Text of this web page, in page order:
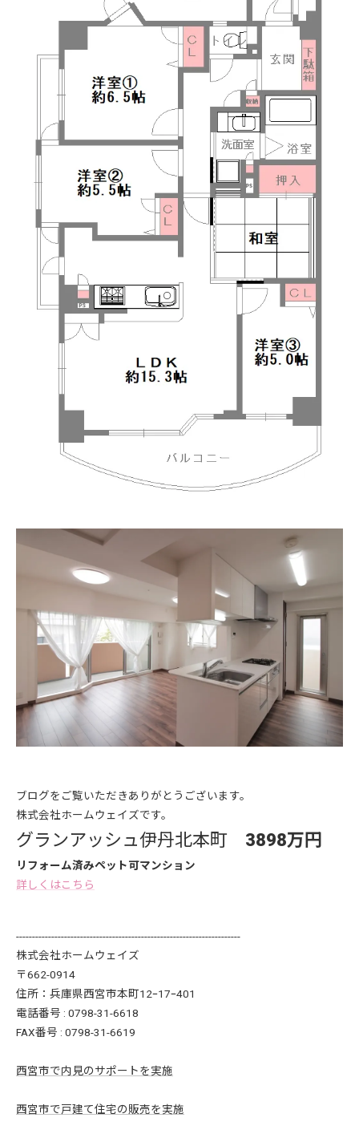
ブログをご覧いただきありがとうございます。
株式会社ホームウェイズです。
グランアッシュ伊丹北本町 3898万円
リフォーム済みペット可マンション
詳しくはこちら
----------------------------------------------------------------------
株式会社ホームウェイズ
〒662-0914
住所：兵庫県西宮市本町12ｰ17ｰ401
電話番号 : 0798-31-6618
FAX番号 : 0798-31-6619
西宮市で内見のサポートを実施
西宮市で戸建て住宅の販売を実施